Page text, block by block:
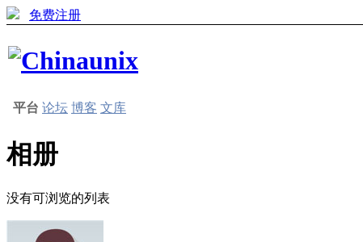
免费注册
平台 论坛 博客 文库
相册
没有可浏览的列表